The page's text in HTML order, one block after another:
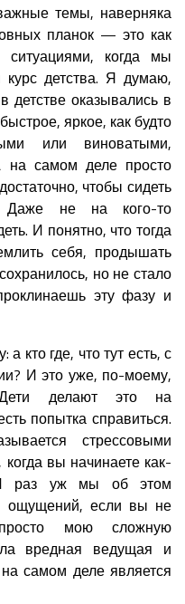
темы, наверняка
планок — это как
когда мы
детства. Я думаю,
оказывались в
яркое, как будто
или виноватыми,
на самом деле просто
чтобы сидеть
не на кого-то
И понятно, что тогда
себя, продышать
но не стало
эту фазу и
кто где, что тут есть, с
И это уже, по-моему,
Дети делают это на
попытка справиться.
стрессовыми
вы начинаете как-
раз уж мы об этом
ощущений, если вы не
мою сложную
вредная ведущая и
самом деле является